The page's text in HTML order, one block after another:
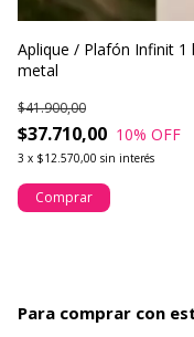
Aplique / Plafón Infinit
metal
$37.710,00
$41.900,00
10% OFF
3 x $12.570,00 sin interés
Comprar
Para comprar con